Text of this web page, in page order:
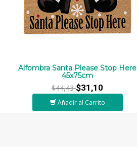
Alfombra Santa Please Stop Here
45x75cm
$44,43$31,10
Añadir al Carrito